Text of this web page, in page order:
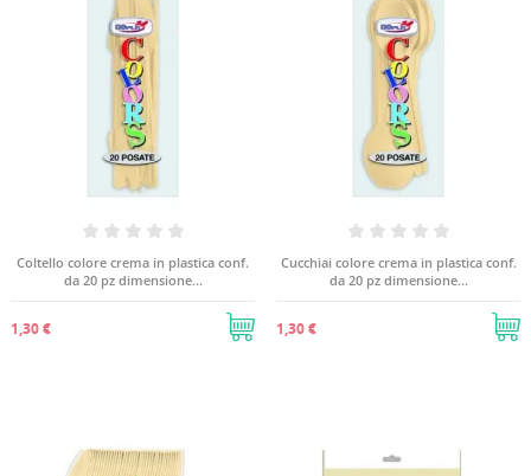
Coltello colore crema in plastica conf.
da 20 pz dimensione...
1,30 €
Cucchiai colore crema in plastica conf.
da 20 pz dimensione...
1,30 €